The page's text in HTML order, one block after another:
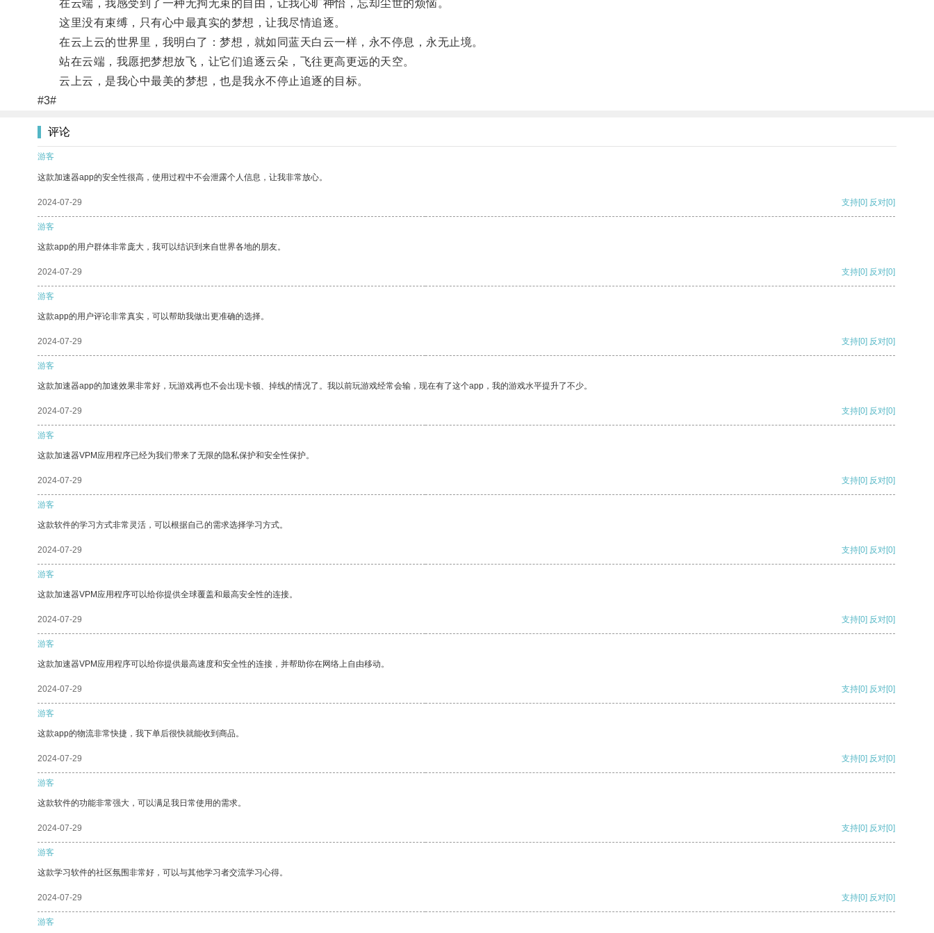
在云端，我感受到了一种无拘无束的自由，让我心旷神怡，忘却尘世的烦恼。
这里没有束缚，只有心中最真实的梦想，让我尽情追逐。
在云上云的世界里，我明白了：梦想，就如同蓝天白云一样，永不停息，永无止境。
站在云端，我愿把梦想放飞，让它们追逐云朵，飞往更高更远的天空。
云上云，是我心中最美的梦想，也是我永不停止追逐的目标。
#3#
评论
游客
这款加速器app的安全性很高，使用过程中不会泄露个人信息，让我非常放心。
2024-07-29 支持[0] 反对[0]
游客
这款app的用户群体非常庞大，我可以结识到来自世界各地的朋友。
2024-07-29 支持[0] 反对[0]
游客
这款app的用户评论非常真实，可以帮助我做出更准确的选择。
2024-07-29 支持[0] 反对[0]
游客
这款加速器app的加速效果非常好，玩游戏再也不会出现卡顿、掉线的情况了。我以前玩游戏经常会输，现在有了这个app，我的游戏水平提升了不少。
2024-07-29 支持[0] 反对[0]
游客
这款加速器VPM应用程序已经为我们带来了无限的隐私保护和安全性保护。
2024-07-29 支持[0] 反对[0]
游客
这款软件的学习方式非常灵活，可以根据自己的需求选择学习方式。
2024-07-29 支持[0] 反对[0]
游客
这款加速器VPM应用程序可以给你提供全球覆盖和最高安全性的连接。
2024-07-29 支持[0] 反对[0]
游客
这款加速器VPM应用程序可以给你提供最高速度和安全性的连接，并帮助你在网络上自由移动。
2024-07-29 支持[0] 反对[0]
游客
这款app的物流非常快捷，我下单后很快就能收到商品。
2024-07-29 支持[0] 反对[0]
游客
这款软件的功能非常强大，可以满足我日常使用的需求。
2024-07-29 支持[0] 反对[0]
游客
这款学习软件的社区氛围非常好，可以与其他学习者交流学习心得。
2024-07-29 支持[0] 反对[0]
游客